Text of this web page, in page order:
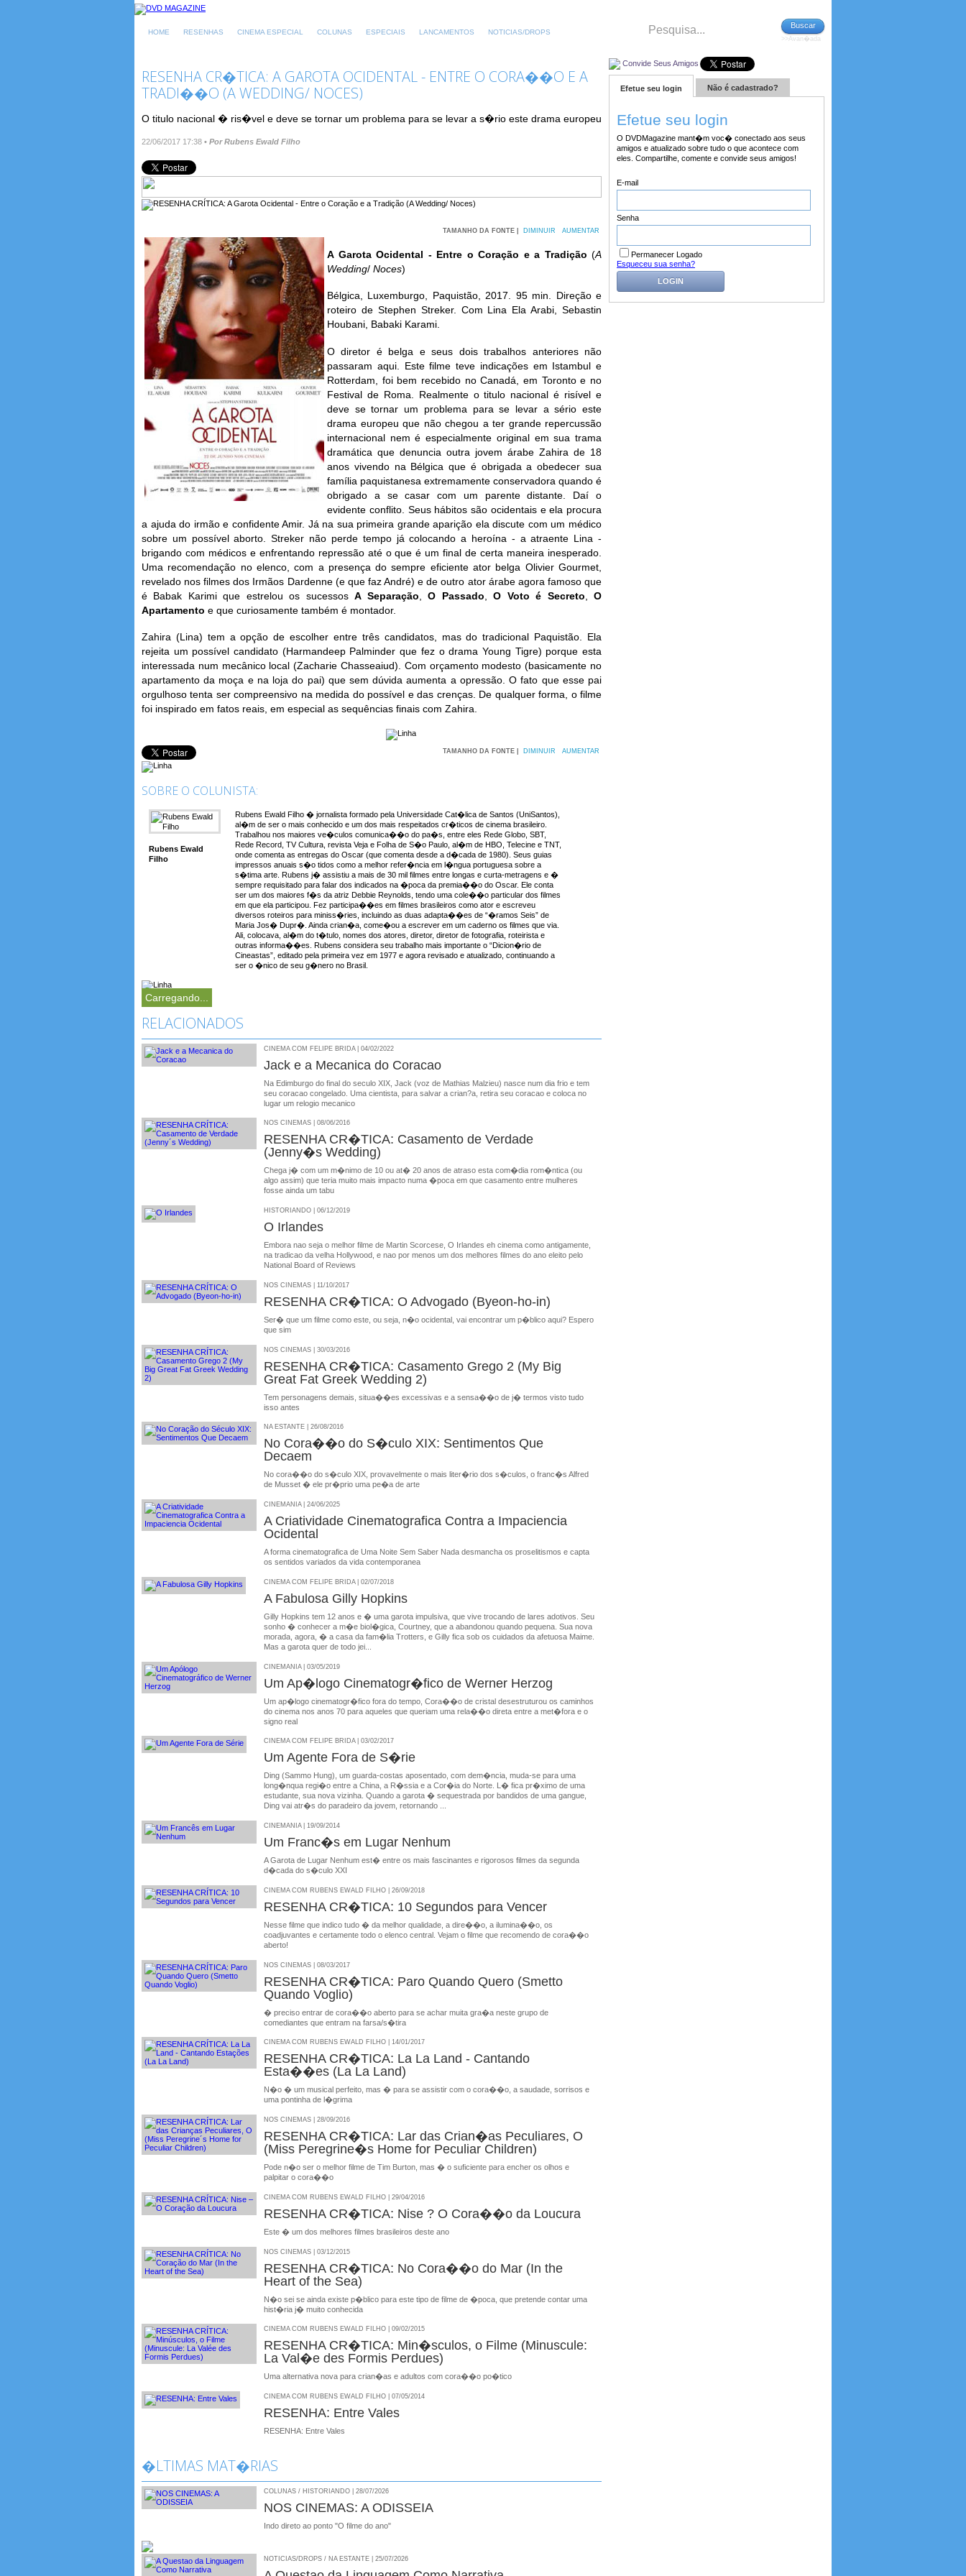
HOME RESENHAS CINEMA ESPECIAL COLUNAS ESPECIAIS LANCAMENTOS NOTICIAS/DROPS
Buscar
>>Avan�ada
RESENHA CR�TICA: A GAROTA OCIDENTAL - ENTRE O CORA��O E A
TRADI��O (A WEDDING/ NOCES)
O titulo nacional � ris�vel e deve se tornar um problema para se levar a s�rio este drama europeu
22/06/2017 17:38 • Por Rubens Ewald Filho
TAMANHO DA FONTE | DIMINUIR AUMENTAR
A Garota Ocidental - Entre o Coração e a Tradição (A
Wedding/ Noces)
Bélgica, Luxemburgo, Paquistão, 2017. 95 min. Direção e
roteiro de Stephen Streker. Com Lina Ela Arabi, Sebastin
Houbani, Babaki Karami.
O diretor é belga e seus dois trabalhos anteriores não
passaram aqui. Este filme teve indicações em Istambul e
Rotterdam, foi bem recebido no Canadá, em Toronto e no
Festival de Roma. Realmente o titulo nacional é risível e
deve se tornar um problema para se levar a sério este
drama europeu que não chegou a ter grande repercussão
internacional nem é especialmente original em sua trama
dramática que denuncia outra jovem árabe Zahira de 18
anos vivendo na Bélgica que é obrigada a obedecer sua
família paquistanesa extremamente conservadora quando é
obrigado a se casar com um parente distante. Daí o
evidente conflito. Seus hábitos são ocidentais e ela procura
a ajuda do irmão e confidente Amir. Já na sua primeira grande aparição ela discute com um médico
sobre um possível aborto. Streker não perde tempo já colocando a heroína - a atraente Lina -
brigando com médicos e enfrentando repressão até o que é um final de certa maneira inesperado.
Uma recomendação no elenco, com a presença do sempre eficiente ator belga Olivier Gourmet,
revelado nos filmes dos Irmãos Dardenne (e que faz André) e de outro ator árabe agora famoso que
é Babak Karimi que estrelou os sucessosA Separação ,O Passado ,O Voto é Secreto ,O
Apartamento e que curiosamente também é montador.
Zahira (Lina) tem a opção de escolher entre três candidatos, mas do tradicional Paquistão. Ela
rejeita um possível candidato (Harmandeep Palminder que fez o drama Young Tigre) porque esta
interessada num mecânico local (Zacharie Chasseaiud). Com orçamento modesto (basicamente no
apartamento da moça e na loja do pai) que sem dúvida aumenta a opressão. O fato que esse pai
orgulhoso tenta ser compreensivo na medida do possível e das crenças. De qualquer forma, o filme
foi inspirado em fatos reais, em especial as sequências finais com Zahira.
TAMANHO DA FONTE | DIMINUIR AUMENTAR
SOBRE O COLUNISTA:
Rubens Ewald
Filho
Rubens Ewald Filho � jornalista formado pela Universidade Cat�lica de Santos (UniSantos),
al�m de ser o mais conhecido e um dos mais respeitados cr�ticos de cinema brasileiro.
Trabalhou nos maiores ve�culos comunica��o do pa�s, entre eles Rede Globo, SBT,
Rede Record, TV Cultura, revista Veja e Folha de S�o Paulo, al�m de HBO, Telecine e TNT,
onde comenta as entregas do Oscar (que comenta desde a d�cada de 1980). Seus guias
impressos anuais s�o tidos como a melhor refer�ncia em l�ngua portuguesa sobre a
s�tima arte. Rubens j� assistiu a mais de 30 mil filmes entre longas e curta-metragens e �
sempre requisitado para falar dos indicados na �poca da premia��o do Oscar. Ele conta
ser um dos maiores f�s da atriz Debbie Reynolds, tendo uma cole��o particular dos filmes
em que ela participou. Fez participa��es em filmes brasileiros como ator e escreveu
diversos roteiros para miniss�ries, incluindo as duas adapta��es de “�ramos Seis” de
Maria Jos� Dupr�. Ainda crian�a, come�ou a escrever em um caderno os filmes que via.
Ali, colocava, al�m do t�tulo, nomes dos atores, diretor, diretor de fotografia, roteirista e
outras informa��es. Rubens considera seu trabalho mais importante o “Dicion�rio de
Cineastas”, editado pela primeira vez em 1977 e agora revisado e atualizado, continuando a
ser o �nico de seu g�nero no Brasil.
Carregando...
RELACIONADOS
CINEMA COM FELIPE BRIDA | 04/02/2022
Jack e a Mecanica do Coracao
Na Edimburgo do final do seculo XIX, Jack (voz de Mathias Malzieu) nasce num dia frio e tem
seu coracao congelado. Uma cientista, para salvar a crian?a, retira seu coracao e coloca no
lugar um relogio mecanico
NOS CINEMAS | 08/06/2016
RESENHA CR�TICA: Casamento de Verdade
(Jenny�s Wedding)
Chega j� com um m�nimo de 10 ou at� 20 anos de atraso esta com�dia rom�ntica (ou
algo assim) que teria muito mais impacto numa �poca em que casamento entre mulheres
fosse ainda um tabu
HISTORIANDO | 06/12/2019
O Irlandes
Embora nao seja o melhor filme de Martin Scorcese, O Irlandes eh cinema como antigamente,
na tradicao da velha Hollywood, e nao por menos um dos melhores filmes do ano eleito pelo
National Board of Reviews
NOS CINEMAS | 11/10/2017
RESENHA CR�TICA: O Advogado (Byeon-ho-in)
Ser� que um filme como este, ou seja, n�o ocidental, vai encontrar um p�blico aqui? Espero
que sim
NOS CINEMAS | 30/03/2016
RESENHA CR�TICA: Casamento Grego 2 (My Big
Great Fat Greek Wedding 2)
Tem personagens demais, situa��es excessivas e a sensa��o de j� termos visto tudo
isso antes
NA ESTANTE | 26/08/2016
No Cora��o do S�culo XIX: Sentimentos Que
Decaem
No cora��o do s�culo XIX, provavelmente o mais liter�rio dos s�culos, o franc�s Alfred
de Musset � ele pr�prio uma pe�a de arte
CINEMANIA | 24/06/2025
A Criatividade Cinematografica Contra a Impaciencia
Ocidental
A forma cinematografica de Uma Noite Sem Saber Nada desmancha os proselitismos e capta
os sentidos variados da vida contemporanea
CINEMA COM FELIPE BRIDA | 02/07/2018
A Fabulosa Gilly Hopkins
Gilly Hopkins tem 12 anos e � uma garota impulsiva, que vive trocando de lares adotivos. Seu
sonho � conhecer a m�e biol�gica, Courtney, que a abandonou quando pequena. Sua nova
morada, agora, � a casa da fam�lia Trotters, e Gilly fica sob os cuidados da afetuosa Maime.
Mas a garota quer de todo jei...
CINEMANIA | 03/05/2019
Um Ap�logo Cinematogr�fico de Werner Herzog
Um ap�logo cinematogr�fico fora do tempo, Cora��o de cristal desestruturou os caminhos
do cinema nos anos 70 para aqueles que queriam uma rela��o direta entre a met�fora e o
signo real
CINEMA COM FELIPE BRIDA | 03/02/2017
Um Agente Fora de S�rie
Ding (Sammo Hung), um guarda-costas aposentado, com dem�ncia, muda-se para uma
long�nqua regi�o entre a China, a R�ssia e a Cor�ia do Norte. L� fica pr�ximo de uma
estudante, sua nova vizinha. Quando a garota � sequestrada por bandidos de uma gangue,
Ding vai atr�s do paradeiro da jovem, retornando ...
CINEMANIA | 19/09/2014
Um Franc�s em Lugar Nenhum
A Garota de Lugar Nenhum est� entre os mais fascinantes e rigorosos filmes da segunda
d�cada do s�culo XXI
CINEMA COM RUBENS EWALD FILHO | 26/09/2018
RESENHA CR�TICA: 10 Segundos para Vencer
Nesse filme que indico tudo � da melhor qualidade, a dire��o, a ilumina��o, os
coadjuvantes e certamente todo o elenco central. Vejam o filme que recomendo de cora��o
aberto!
NOS CINEMAS | 08/03/2017
RESENHA CR�TICA: Paro Quando Quero (Smetto
Quando Voglio)
� preciso entrar de cora��o aberto para se achar muita gra�a neste grupo de
comediantes que entram na farsa/s�tira
CINEMA COM RUBENS EWALD FILHO | 14/01/2017
RESENHA CR�TICA: La La Land - Cantando
Esta��es (La La Land)
N�o � um musical perfeito, mas � para se assistir com o cora��o, a saudade, sorrisos e
uma pontinha de l�grima
NOS CINEMAS | 28/09/2016
RESENHA CR�TICA: Lar das Crian�as Peculiares, O
(Miss Peregrine�s Home for Peculiar Children)
Pode n�o ser o melhor filme de Tim Burton, mas � o suficiente para encher os olhos e
palpitar o cora��o
CINEMA COM RUBENS EWALD FILHO | 29/04/2016
RESENHA CR�TICA: Nise ? O Cora��o da Loucura
Este � um dos melhores filmes brasileiros deste ano
NOS CINEMAS | 03/12/2015
RESENHA CR�TICA: No Cora��o do Mar (In the
Heart of the Sea)
N�o sei se ainda existe p�blico para este tipo de filme de �poca, que pretende contar uma
hist�ria j� muito conhecida
CINEMA COM RUBENS EWALD FILHO | 09/02/2015
RESENHA CR�TICA: Min�sculos, o Filme (Minuscule:
La Val�e des Formis Perdues)
Uma alternativa nova para crian�as e adultos com cora��o po�tico
CINEMA COM RUBENS EWALD FILHO | 07/05/2014
RESENHA: Entre Vales
RESENHA: Entre Vales
�LTIMAS MAT�RIAS
COLUNAS / HISTORIANDO | 28/07/2026
NOS CINEMAS: A ODISSEIA
Indo direto ao ponto "O filme do ano"
NOTICIAS/DROPS / NA ESTANTE | 25/07/2026
Convide Seus Amigos
Efetue seu login Não é cadastrado?
Efetue seu login
O DVDMagazine mant�m voc� conectado aos seus
amigos e atualizado sobre tudo o que acontece com
eles. Compartilhe, comente e convide seus amigos!
E-mail
Senha
Permanecer Logado
Esqueceu sua senha?
LOGIN